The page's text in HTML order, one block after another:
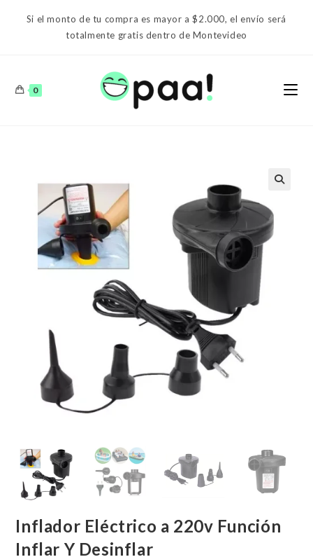
Si el monto de tu compra es mayor a $2.000, el envío será
totalmente gratis dentro de Montevideo
0
Inflador Eléctrico a 220v Función
Inflar Y Desinflar